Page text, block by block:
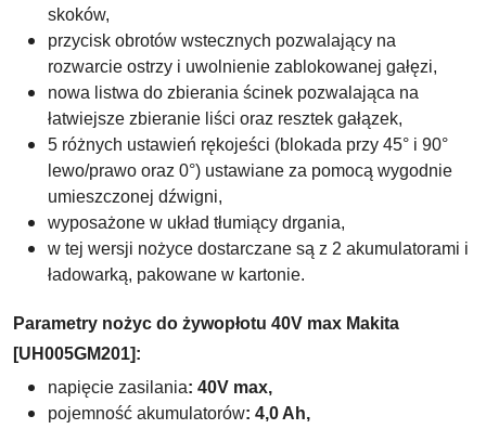
skoków,
przycisk obrotów wstecznych pozwalający na
rozwarcie ostrzy i uwolnienie zablokowanej gałęzi,
nowa listwa do zbierania ścinek pozwalająca na
łatwiejsze zbieranie liści oraz resztek gałązek,
5 różnych ustawień rękojeści (blokada przy 45° i 90°
lewo/prawo oraz 0°) ustawiane za pomocą wygodnie
umieszczonej dźwigni,
wyposażone w układ tłumiący drgania,
w tej wersji nożyce dostarczane są z 2 akumulatorami i
ładowarką, pakowane w kartonie.
Parametry nożyc do żywopłotu 40V max Makita
[UH005GM201]:
napięcie zasilania: 40V max,
pojemność akumulatorów: 4,0 Ah,